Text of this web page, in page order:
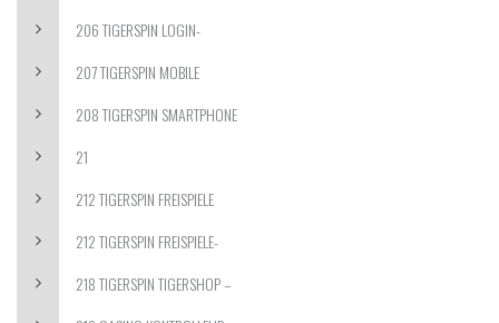
206 TIGERSPIN LOGIN-
207 TIGERSPIN MOBILE
208 TIGERSPIN SMARTPHONE
21
212 TIGERSPIN FREISPIELE
212 TIGERSPIN FREISPIELE-
218 TIGERSPIN TIGERSHOP –